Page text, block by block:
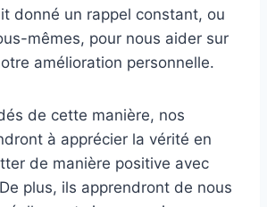
donné un rappel constant, ou
mêmes, pour nous aider sur
amélioration personnelle.
de cette manière, nos
à apprécier la vérité en
de manière positive avec
plus, ils apprendront de nous